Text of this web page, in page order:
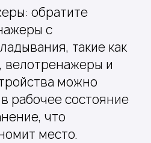
обратите
с
такие как
велотренажеры и
можно
рабочее состояние
что
место.